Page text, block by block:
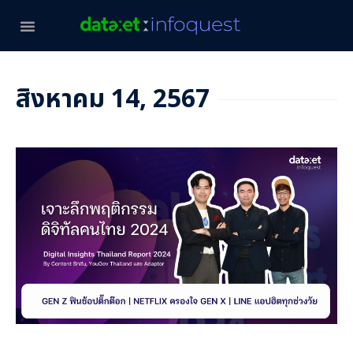
สิงหาคม 14, 2567